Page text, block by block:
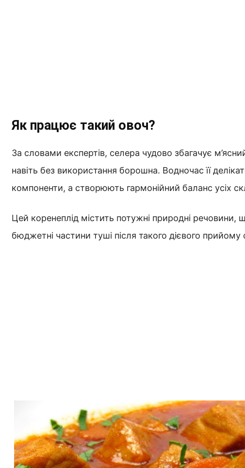
Як працює такий овоч?
За словами експертів, селера чудово збагачує
навіть без використання борошна. Водночас її
компоненти, а створюють гармонійний баланс усіх
Цей коренеплід містить потужні природні речовини,
бюджетні частини туші після такого дієвого